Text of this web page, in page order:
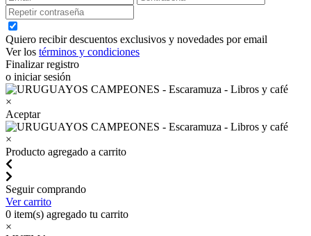
Quiero recibir descuentos exclusivos y novedades por email
Ver los términos y condiciones
Finalizar registro
o iniciar sesión
×
Aceptar
×
Producto agregado a carrito
Seguir comprando
Ver carrito
0 item(s) agregado tu carrito
×